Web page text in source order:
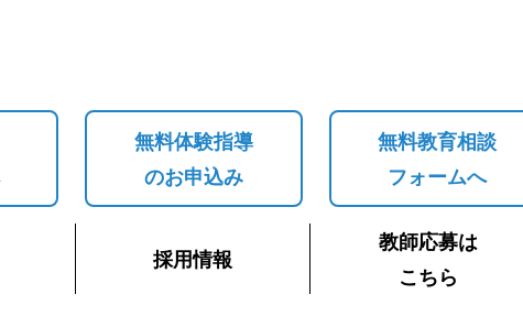
無料体験指導
のお申込み
無料教育相談
フォームへ
採用情報
教師応募は
こちら